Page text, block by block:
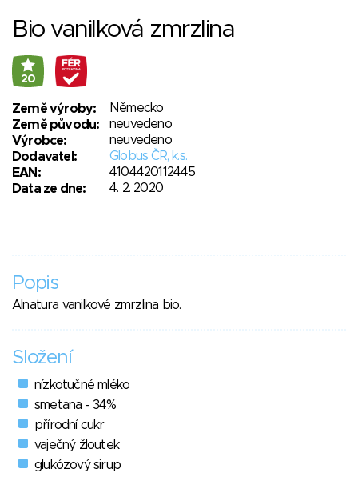
Bio vanilková zmrzlina
20
Země výroby:
Německo
Země původu:
neuvedeno
Výrobce:
neuvedeno
Dodavatel:
Globus ČR, k.s.
EAN:
4104420112445
Data ze dne:
4. 2. 2020
Popis
Alnatura vanilkové zmrzlina bio.
Složení
nízkotučné mléko
smetana - 34%
přírodní cukr
vaječný žloutek
glukózový sirup